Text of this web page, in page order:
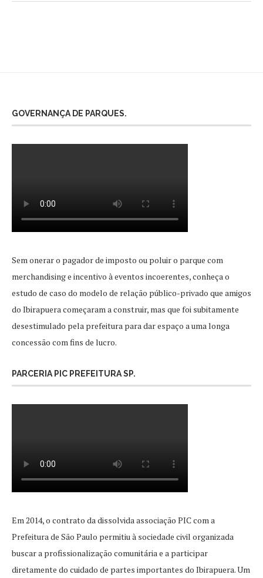
GOVERNANÇA DE PARQUES.
Sem onerar o pagador de imposto ou poluir o parque com
merchandising e incentivo à eventos incoerentes, conheça o
estudo de caso do modelo de relação público-privado que amigos
do Ibirapuera começaram a construir, mas que foi subitamente
desestimulado pela prefeitura para dar espaço a uma longa
concessão com fins de lucro.
PARCERIA PIC PREFEITURA SP.
Em 2014, o contrato da dissolvida associação PIC com a
Prefeitura de São Paulo permitiu à sociedade civil organizada
buscar a profissionalização comunitária e a participar
diretamente do cuidado de partes importantes do Ibirapuera. Um